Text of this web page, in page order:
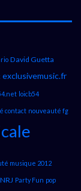
David Guetta
exclusivemusic.fr
loicb54
contact nouveauté fg
musique 2012
NRJ Party Fun pop